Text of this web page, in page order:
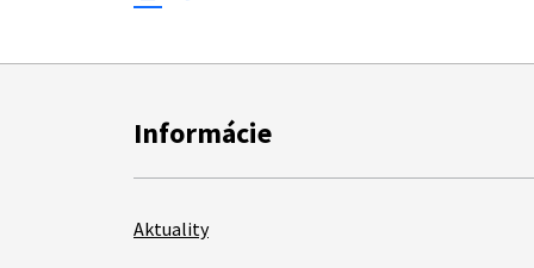
Informácie
Aktuality